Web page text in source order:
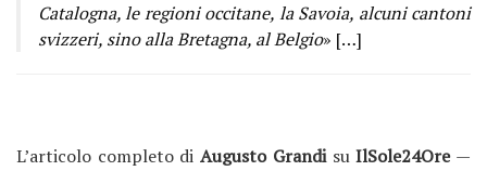
Catalogna, le regioni occitane, la Savoia, alcuni cantoni
svizzeri, sino alla Bretagna, al Belgio» […]
L’articolo completo diAugusto GrandisuIlSole24Ore—